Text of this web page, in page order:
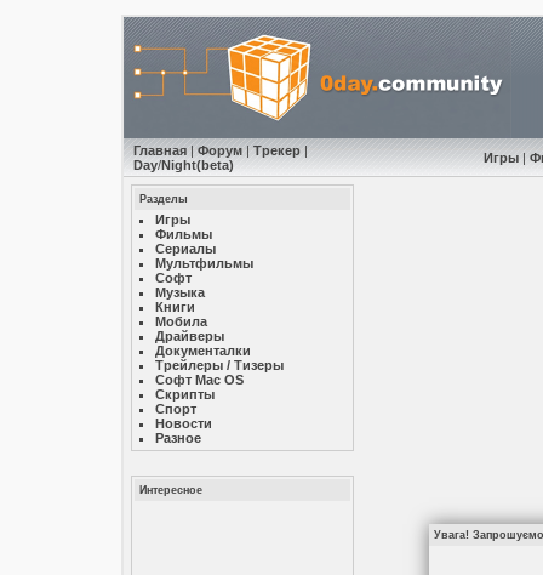
Главная| Форум| Трекер|
Day/Night(beta) Игры|
Разделы
Игры
Фильмы
Сериалы
Мультфильмы
Софт
Музыкa
Книги
Мобила
Драйверы
Документалки
Трейлеры / Тизеры
Софт Mac OS
Скрипты
Спорт
Новости
Разное
Интересное
Увага! Запрошуємо